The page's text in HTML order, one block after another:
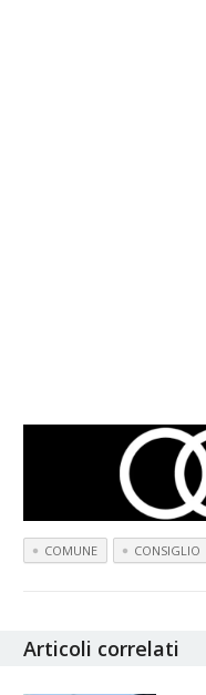
COMUNE CONSIGLIO
Articoli correlati